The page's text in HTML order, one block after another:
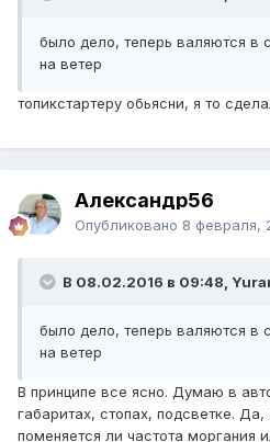
было дело, теперь валяются в
на ветер
топикстартеру обьясни, я то
Александр56
Опубликовано 8 февраля,
В 08.02.2016 в 09:48,
было дело, теперь валяются в
на ветер
В принципе все ясно. Думаю в
габаритах, стопах, подсветке.
поменяется ли частота моргания